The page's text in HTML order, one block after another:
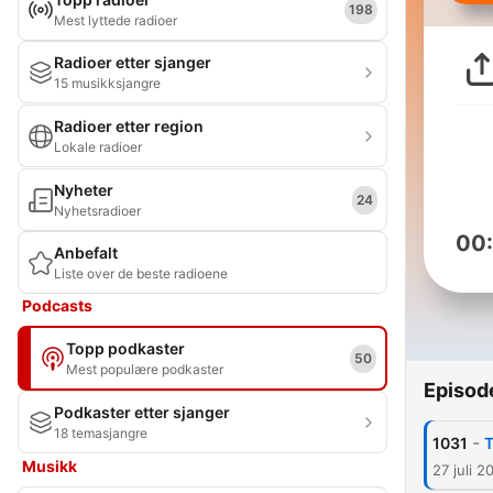
Mest lyttede radioer
198
Radioer etter sjanger
15 musikksjangre
Radioer etter region
Lokale radioer
Nyheter
Nyhetsradioer
24
Anbefalt
Liste over de beste radioene
Podcasts
Topp podkaster
Mest populære podkaster
50
Podkaster etter sjanger
18 temasjangre
Musikk
1031 -
27 juli